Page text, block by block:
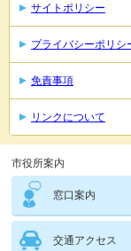
サイトポリシー
プライバシーポリシ
免責事項
リンクについて
市役所案内
窓口案内
交通アクセス